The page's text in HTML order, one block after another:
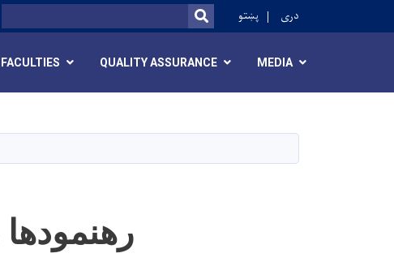
SEARCH
پښتو دری
FACULTIES QUALITY ASSURANCE MEDIA